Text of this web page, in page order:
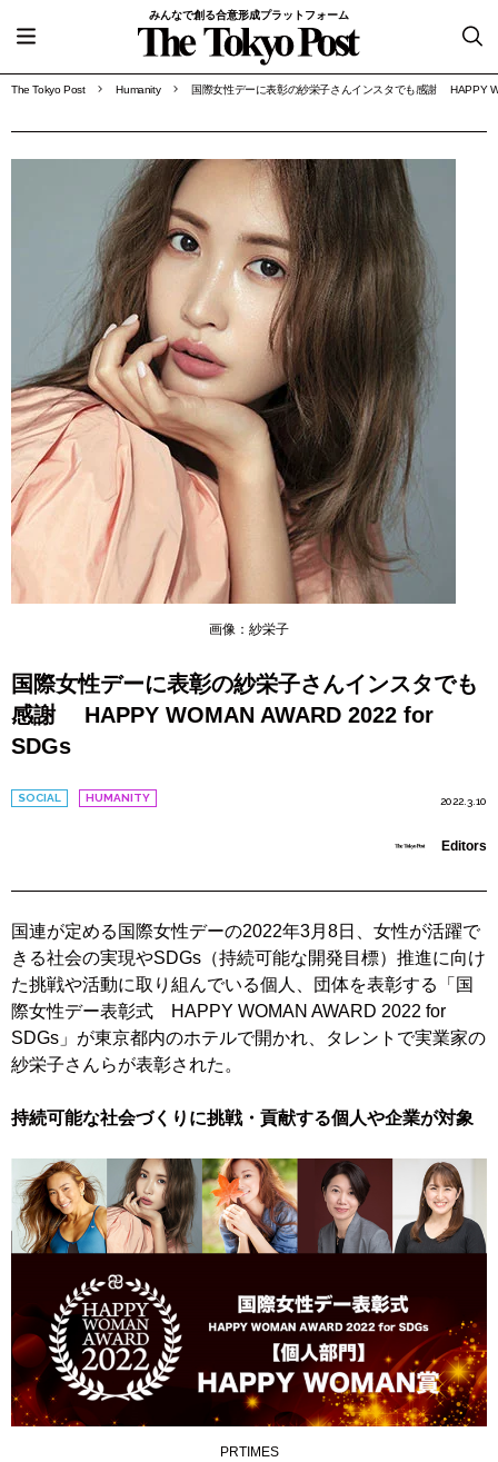
みんなで創る合意形成プラットフォーム
The Tokyo Post Humanity 国際女性デーに表彰の紗栄子さんインスタでも感謝 HAPPY
画像：紗栄子
国際女性デーに表彰の紗栄子さんインスタでも
感謝 HAPPY WOMAN AWARD 2022 for
SDGs
SOCIAL HUMANITY 2022.3.10
Editors
国連が定める国際女性デーの2022年3月8日、女性が活躍で
きる社会の実現やSDGs（持続可能な開発目標）推進に向け
た挑戦や活動に取り組んでいる個人、団体を表彰する「国
際女性デー表彰式 HAPPY WOMAN AWARD 2022 for
SDGs」が東京都内のホテルで開かれ、タレントで実業家の
紗栄子さんらが表彰された。
持続可能な社会づくりに挑戦・貢献する個人や企業が対象
PRTIMES